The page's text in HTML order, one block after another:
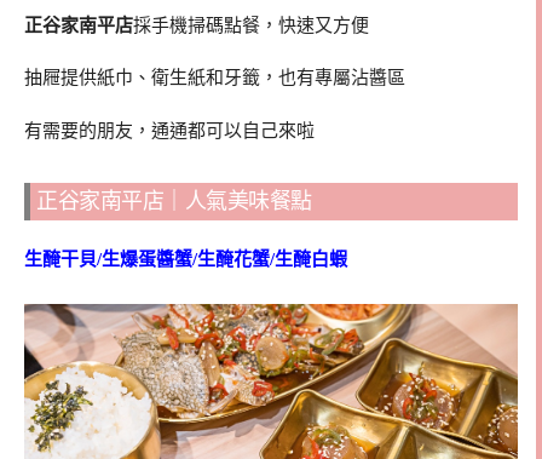
正谷家南平店採手機掃碼點餐，快速又方便
抽屜提供紙巾、衛生紙和牙籤，也有專屬沾醬區
有需要的朋友，通通都可以自己來啦
正谷家南平店｜人氣美味餐點
生醃干貝/生爆蛋醬蟹/生醃花蟹/生醃白蝦